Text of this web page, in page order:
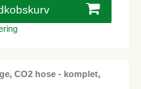
CO2 hose - komplet,